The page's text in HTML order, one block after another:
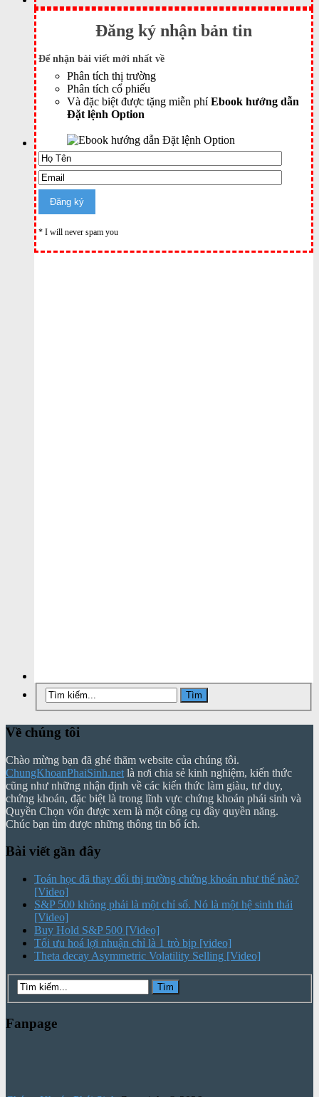
Đăng ký nhận bản tin
Để nhận bài viết mới nhất về
Phân tích thị trường
Phân tích cổ phiếu
Và đặc biệt được tặng miễn phíEbook hướng dẫn
Đặt lệnh Option
* I will never spam you
Về chúng tôi
Chào mừng bạn đã ghé thăm website của chúng tôi.
ChungKhoanPhaiSinh.net là nơi chia sẻ kinh nghiệm, kiến thức
cũng như những nhận định về các kiến thức làm giàu, tư duy,
chứng khoán, đặc biệt là trong lĩnh vực chứng khoán phái sinh và
Quyền Chọn vốn được xem là một công cụ đầy quyền năng.
Chúc bạn tìm được những thông tin bổ ích.
Bài viết gần đây
Toán học đã thay đổi thị trường chứng khoán như thế nào?
[Video]
S&P 500 không phải là một chỉ số. Nó là một hệ sinh thái
[Video]
Buy Hold S&P 500 [Video]
Tối ưu hoá lợi nhuận chỉ là 1 trò bịp [video]
Theta decay Asymmetric Volatility Selling [Video]
Fanpage